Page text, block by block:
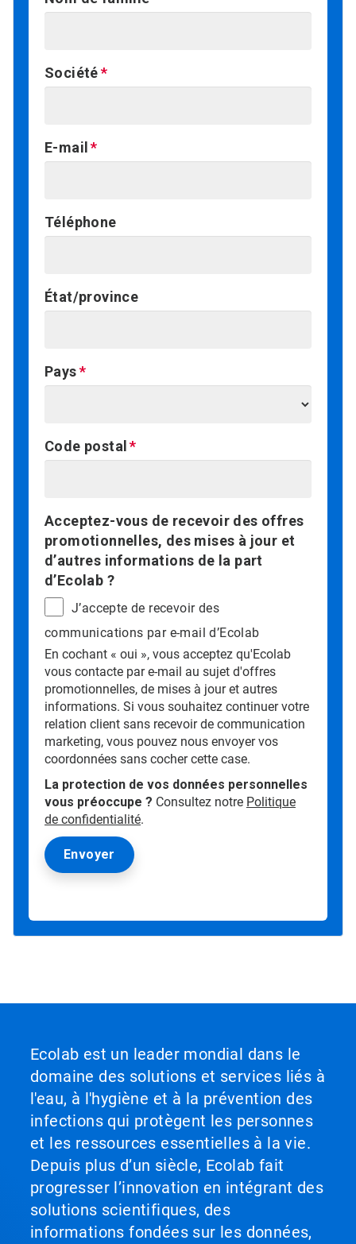
Société
E-mail
Téléphone
État/province
Pays
Code postal
Acceptez-vous de recevoir des offres
promotionnelles, des mises à jour et
d’autres informations de la part
d’Ecolab ?
J’accepte de recevoir des
communications par e-mail d’Ecolab
En cochant « oui », vous acceptez qu'Ecolab
vous contacte par e-mail au sujet d'offres
promotionnelles, de mises à jour et autres
informations. Si vous souhaitez continuer votre
relation client sans recevoir de communication
marketing, vous pouvez nous envoyer vos
coordonnées sans cocher cette case.
La protection de vos données personnelles
vous préoccupe ? Consultez notre Politique
de confidentialité.
Ecolab est un leader mondial dans le
domaine des solutions et services liés à
l'eau, à l'hygiène et à la prévention des
infections qui protègent les personnes
et les ressources essentielles à la vie.
Depuis plus d’un siècle, Ecolab fait
progresser l’innovation en intégrant des
solutions scientifiques, des
informations fondées sur les données,